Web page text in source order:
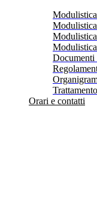
Documenti
Orari e contatti